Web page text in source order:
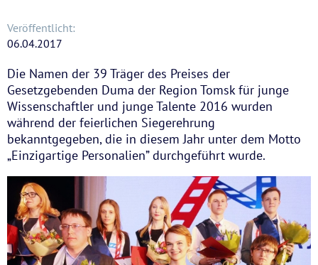
Veröffentlicht:
06.04.2017
Die Namen der 39 Träger des Preises der
Gesetzgebenden Duma der Region Tomsk für junge
Wissenschaftler und junge Talente 2016 wurden
während der feierlichen Siegerehrung
bekanntgegeben, die in diesem Jahr unter dem Motto
„Einzigartige Personalien” durchgeführt wurde.